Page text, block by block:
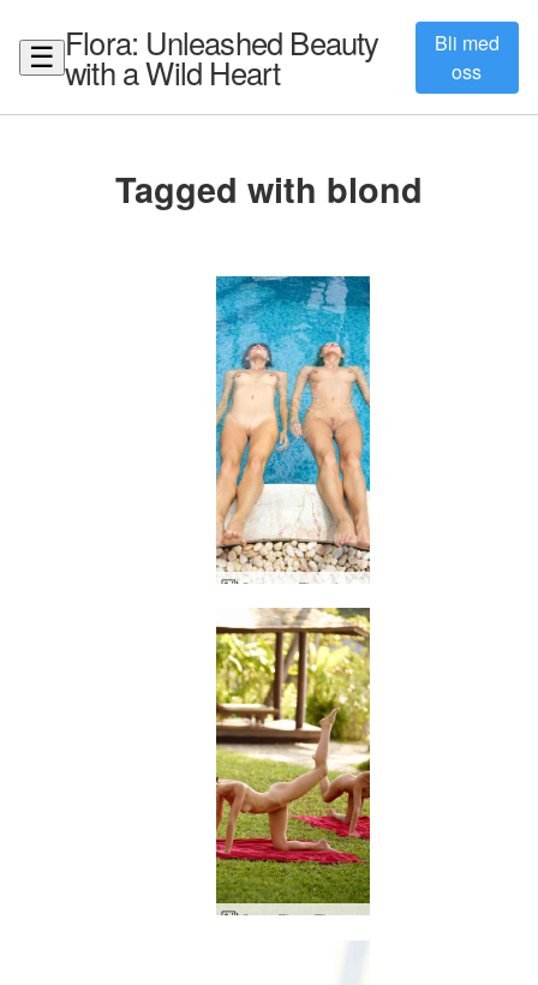
☰ Flora: Unleashed Beauty
with a Wild Heart
Bli med
oss
Tagged with blond
Coxy og Flora kroppsbalanse av Alya
Coxy Flora Thea Zaika strand fitness